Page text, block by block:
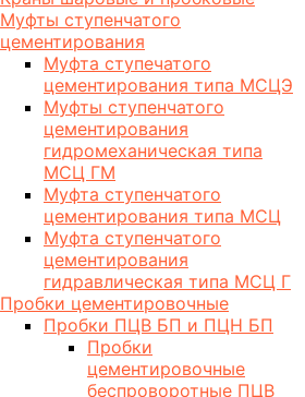
Муфты ступенчатого
цементирования
Муфта ступечатого
цементирования типа МСЦЭ
Муфты ступенчатого
цементирования
гидромеханическая типа
МСЦ ГМ
Муфта ступенчатого
цементирования типа МСЦ
Муфта ступенчатого
цементирования
гидравлическая типа МСЦ Г
Пробки цементировочные
Пробки ПЦВ БП и ПЦН БП
Пробки
цементировочные
беспроворотные ПЦВ